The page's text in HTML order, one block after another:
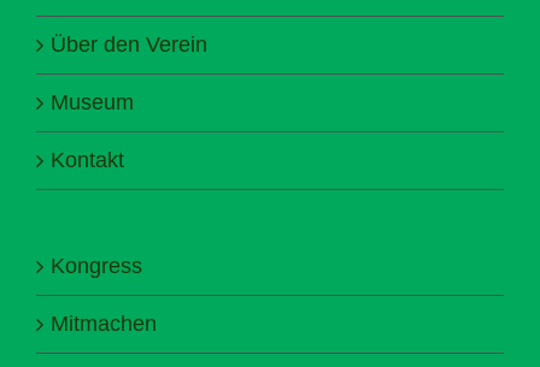
Über den Verein
Museum
Kontakt
Kongress
Mitmachen